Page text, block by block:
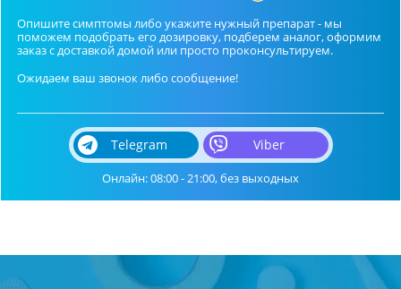
Опишите симптомы либо укажите нужный препарат - мы
поможем подобрать его дозировку, подберем аналог, оформим
заказ с доставкой домой или просто проконсультируем.
Ожидаем ваш звонок либо сообщение!
Telegram Viber
Онлайн: 08:00 - 21:00, без выходных